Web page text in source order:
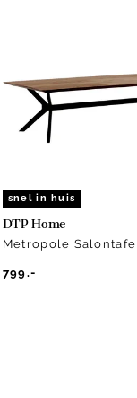
snel in huis
DTP Home
Metropole
799.-